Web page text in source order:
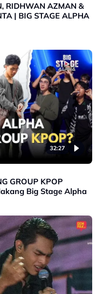
RIDHWAN AZMAN &
| BIG STAGE ALPHA
32:27
GROUP KPOP
Big Stage Alpha